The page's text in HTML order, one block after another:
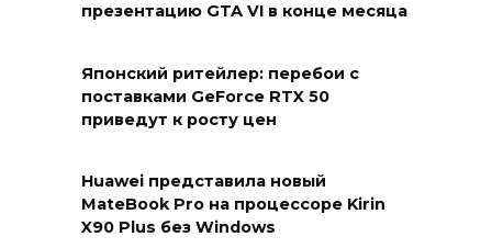
презентацию GTA VI в конце месяца
Японский ритейлер: перебои с
поставками GeForce RTX 50
приведут к росту цен
Huawei представила новый
MateBook Pro на процессоре Kirin
X90 Plus без Windows